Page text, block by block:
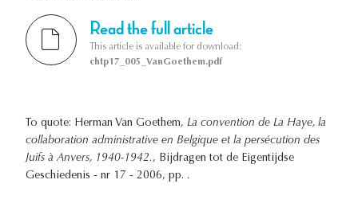
Read the full article
This article is available for download:
chtp17_005_VanGoethem.pdf
To quote: Herman Van Goethem, La convention de La Haye, la
collaboration administrative en Belgique et la persécution des
Juifs à Anvers, 1940-1942., Bijdragen tot de Eigentijdse
Geschiedenis - nr 17 - 2006, pp. .